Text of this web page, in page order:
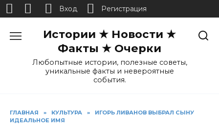
Истории ★ Новости ★
Факты ★ Очерки
Любопытные истории, полезные советы,
уникальные факты и невероятные
события.
ГЛАВНАЯ » КУЛЬТУРА »
ИГОРЬ ЛИВАНОВ ВЫБРАЛ СЫНУ
ИДЕАЛЬНОЕ ИМЯ
Вход Регистрация